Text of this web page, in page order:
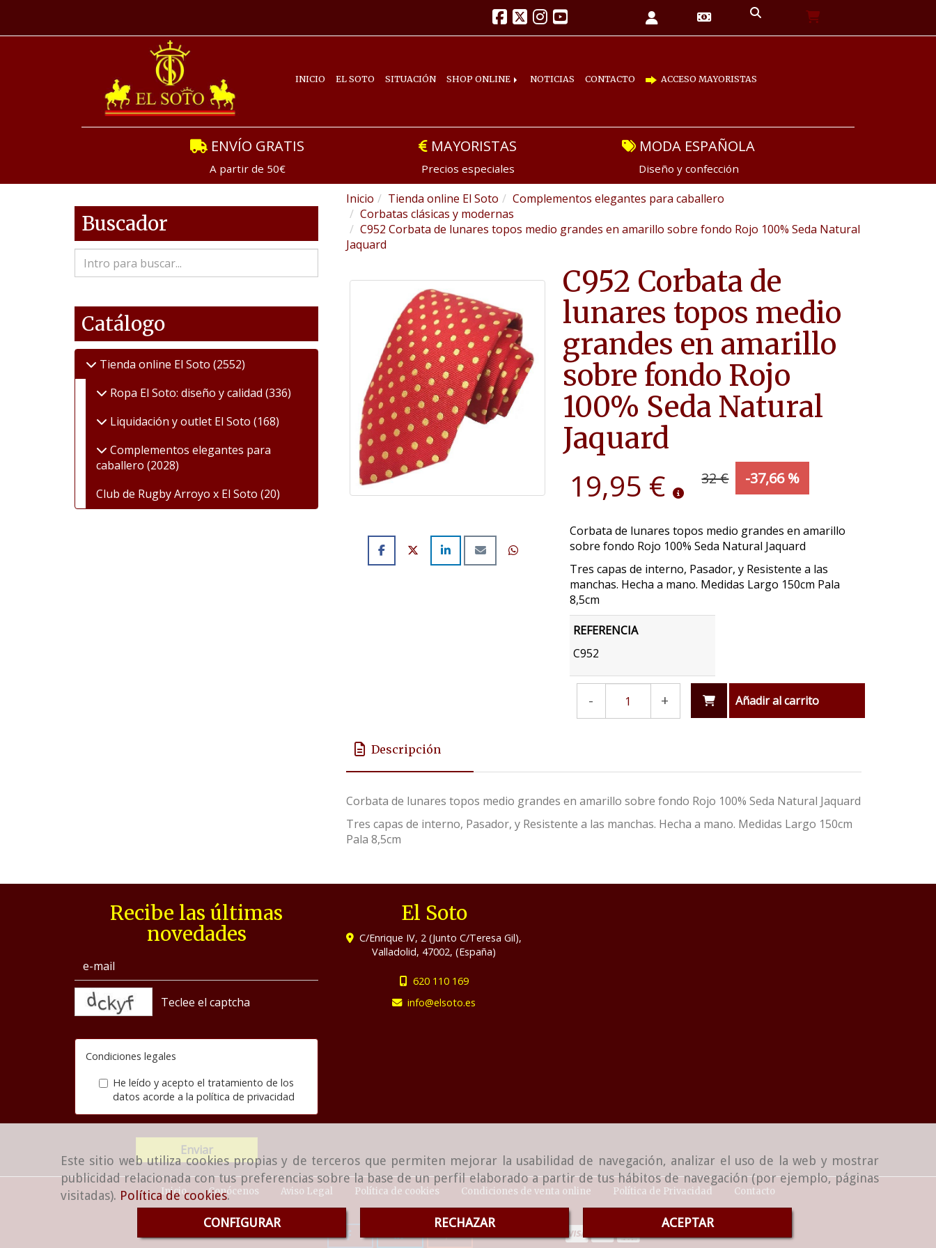
Este sitio web utiliza cookies propias y de terceros que permiten mejorar la usabilidad de navegación, analizar el uso de la web y mostrar
publicidad relacionada con tus preferencias sobre la base de un perfil elaborado a partir de tus hábitos de navegación (por ejemplo, páginas
visitadas). Política de cookies.
CONFIGURAR
RECHAZAR ACEPTAR
INICIO EL SOTO SITUACIÓN SHOP ONLINE NOTICIAS CONTACTO ACCESO MAYORISTAS
ENVÍO GRATIS
A partir de 50€
MAYORISTAS
Precios especiales
MODA ESPAÑOLA
Diseño y confección
Inicio Tienda online El Soto
Complementos elegantes para caballero
Corbatas clásicas y modernas
C952 Corbata de lunares topos medio grandes en amarillo sobre fondo Rojo 100% Seda Natural
Jaquard
C952 Corbata de
lunares topos medio
grandes en amarillo
sobre fondo Rojo
100% Seda Natural
Jaquard
19,95 € 32 € -37,66 %
Corbata de lunares topos medio grandes en amarillo
sobre fondo Rojo 100% Seda Natural Jaquard
Tres capas de interno, Pasador, y Resistente a las
manchas. Hecha a mano. Medidas Largo 150cm Pala
8,5cm
REFERENCIA
C952
- + Añadir al carrito
Descripción
Corbata de lunares topos medio grandes en amarillo sobre fondo Rojo 100% Seda Natural Jaquard
Tres capas de interno, Pasador, y Resistente a las manchas. Hecha a mano. Medidas Largo 150cm
Pala 8,5cm
Buscador
Catálogo
Tienda online El Soto (2552)
Ropa El Soto: diseño y calidad (336)
Liquidación y outlet El Soto (168)
Complementos elegantes para
caballero (2028)
Club de Rugby Arroyo x El Soto (20)
Recibe las últimas
novedades
Condiciones legales
He leído y acepto el tratamiento de los
datos acorde a la política de privacidad
Enviar
El Soto
C/Enrique IV, 2 (Junto C/Teresa Gil),
Valladolid, 47002,(España)
620 110 169
info
elsoto.es
Inicio Conócenos Aviso Legal Política de cookies Condiciones de venta online Política de Privacidad Contacto